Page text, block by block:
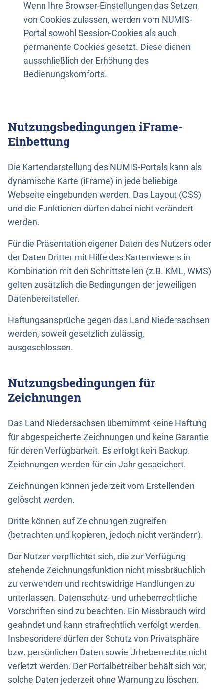
Wenn Ihre Browser-Einstellungen das Setzen
von Cookies zulassen, werden vom NUMIS-
Portal sowohl Session-Cookies als auch
permanente Cookies gesetzt. Diese dienen
ausschließlich der Erhöhung des
Bedienungskomforts.
Nutzungsbedingungen iFrame-
Einbettung
Die Kartendarstellung des NUMIS-Portals kann als
dynamische Karte (iFrame) in jede beliebige
Webseite eingebunden werden. Das Layout (CSS)
und die Funktionen dürfen dabei nicht verändert
werden.
Für die Präsentation eigener Daten des Nutzers oder
der Daten Dritter mit Hilfe des Kartenviewers in
Kombination mit den Schnittstellen (z.B. KML, WMS)
gelten zusätzlich die Bedingungen der jeweiligen
Datenbereitsteller.
Haftungsansprüche gegen das Land Niedersachsen
werden, soweit gesetzlich zulässig,
ausgeschlossen.
Nutzungsbedingungen für
Zeichnungen
Das Land Niedersachsen übernimmt keine Haftung
für abgespeicherte Zeichnungen und keine Garantie
für deren Verfügbarkeit. Es erfolgt kein Backup.
Zeichnungen werden für ein Jahr gespeichert.
Zeichnungen können jederzeit vom Erstellenden
gelöscht werden.
Dritte können auf Zeichnungen zugreifen
(betrachten und kopieren, jedoch nicht verändern).
Der Nutzer verpflichtet sich, die zur Verfügung
stehende Zeichnungsfunktion nicht missbräuchlich
zu verwenden und rechtswidrige Handlungen zu
unterlassen. Datenschutz- und urheberrechtliche
Vorschriften sind zu beachten. Ein Missbrauch wird
geahndet und kann strafrechtlich verfolgt werden.
Insbesondere dürfen der Schutz von Privatsphäre
bzw. persönlichen Daten sowie Urheberrechte nicht
verletzt werden. Der Portalbetreiber behält sich vor,
solche Daten jederzeit ohne Warnung zu löschen.